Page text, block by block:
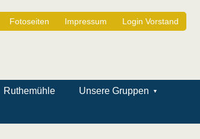
Fotoseiten Impressum Login Vorstand
Ruthemühle Unsere Gruppen